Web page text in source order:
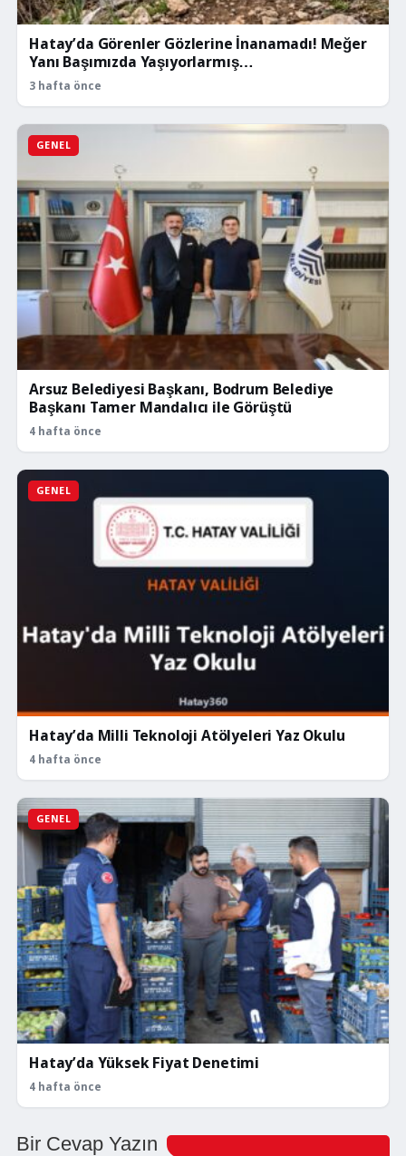
Hatay’da Görenler Gözlerine İnanamadı! Meğer
Yanı Başımızda Yaşıyorlarmış…
3 hafta önce
GENEL
Arsuz Belediyesi Başkanı, Bodrum Belediye
Başkanı Tamer Mandalıcı ile Görüştü
4 hafta önce
GENEL
Hatay’da Milli Teknoloji Atölyeleri Yaz Okulu
4 hafta önce
GENEL
Hatay’da Yüksek Fiyat Denetimi
4 hafta önce
Bir Cevap Yazın